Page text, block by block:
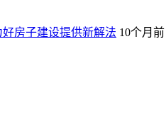
房子建设提供新解法 10个月前